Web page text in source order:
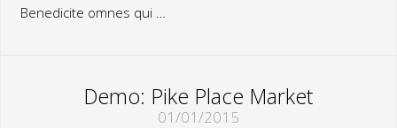
Benedicite omnes qui …
Demo: Pike Place Market
01/01/2015